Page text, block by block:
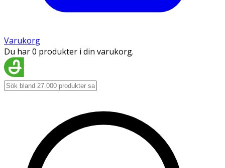
Varukorg
Du har 0 produkter i din varukorg.